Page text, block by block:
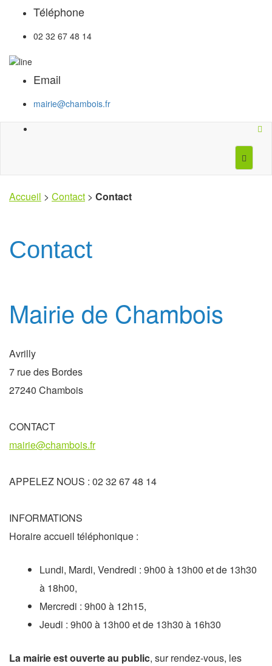
Téléphone
02 32 67 48 14
Email
mairie@chambois.fr
Accueil > Contact > Contact
Contact
Mairie de Chambois
Avrilly
7 rue des Bordes
27240 Chambois
CONTACT
mairie@chambois.fr
APPELEZ NOUS : 02 32 67 48 14
INFORMATIONS
Horaire accueil téléphonique :
Lundi, Mardi, Vendredi : 9h00 à 13h00 et de 13h30
à 18h00,
Mercredi : 9h00 à 12h15,
Jeudi : 9h00 à 13h00 et de 13h30 à 16h30
La mairie est ouverte au public, sur rendez-vous, les